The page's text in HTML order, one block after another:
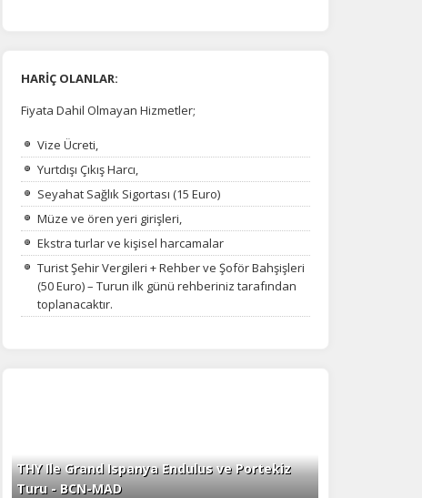
HARİÇ OLANLAR:
Fiyata Dahil Olmayan Hizmetler;
Vize Ücreti,
Yurtdışı Çıkış Harcı,
Seyahat Sağlık Sigortası (15 Euro)
Müze ve ören yeri girişleri,
Ekstra turlar ve kişisel harcamalar
Turist Şehir Vergileri + Rehber ve Şoför Bahşişleri
(50 Euro) – Turun ilk günü rehberiniz tarafından
toplanacaktır.
THY Ile Grand Ispanya Endulus ve Portekiz
Turu - BCN-MAD